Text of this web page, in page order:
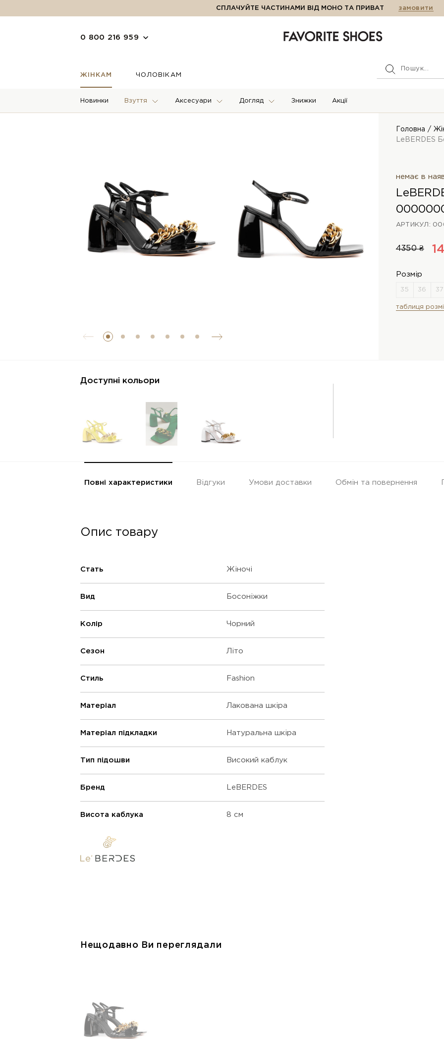
СПЛАЧУЙТЕ ЧАСТИНАМИ ВІД МОНО ТА ПРИВАТ замовити
0 800 216 959
ЖІНКАМ ЧОЛОВІКАМ
Новинки Взуття Аксесуари Догляд Знижки Акції
Головна
LeBERDES
немає в
АРТИКУЛ:
4350 ₴
Розмір
таблиця
Доступні кольори
Повні характеристики Відгуки Умови доставки Обмін та повернення
Опис товару
Стать Жіночі
Вид Босоніжки
Колір Чорний
Сезон Літо
Стиль Fashion
Матеріал Лакована шкіра
Матеріал підкладки Натуральна шкіра
Тип підошви Високий каблук
Бренд LeBERDES
Висота каблука 8 см
Нещодавно Ви переглядали